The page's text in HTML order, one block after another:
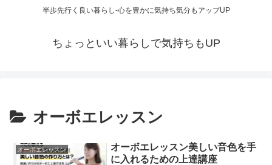
半歩先行く良い暮らし-心を豊かに気持ち気分もアップUP
ちょっといい暮らしで気持ちもUP
オーボエレッスン
オーボエレッスン
オーボエレッスン美しい音色を手
に入れるための上達講座